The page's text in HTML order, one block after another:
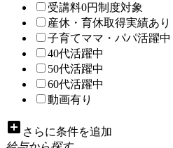
受講料0円制度対象
産休・育休取得実績あり
子育てママ・パパ活躍中
40代活躍中
50代活躍中
60代活躍中
動画有り
add_box さらに条件を追加